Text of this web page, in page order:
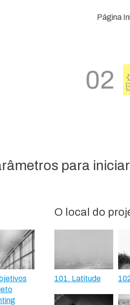
Página
para
O local do
101. Latitude